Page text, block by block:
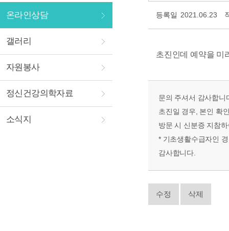
온라인상담
갤러리
자원봉사
정신건강의학자료
소식지
등록일 2021.06.23
초진인데 예약을 미
문의 주셔서 감사합니
초진일 경우, 본인 확
방문 시 신분증 지참
* 기초생활수급자인
감사합니다.
수정 삭제